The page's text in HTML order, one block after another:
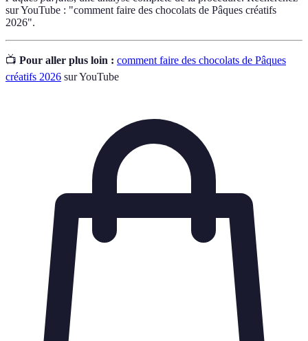
sur YouTube : "comment faire des chocolats de Pâques créatifs
2026".
📺 Pour aller plus loin : comment faire des chocolats de Pâques
créatifs 2026 sur YouTube